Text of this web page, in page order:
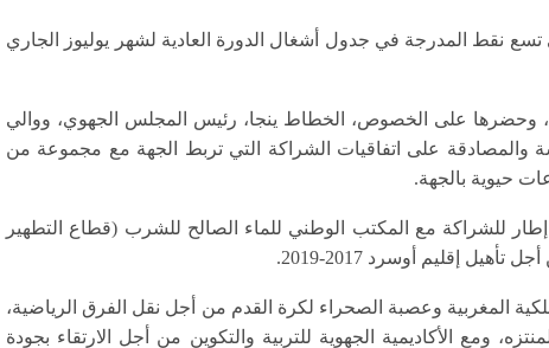
تسع نقط المدرجة في جدول أشغال الدورة العادية لشهر يوليوز الجاري
امتدت أشغالها يومين (3 و 4 يوليوز الجاري)، وحضرها على الخصوص، الخطاط ينجا، رئيس المجلس الجهوي، ووالي
والمصادقة على اتفاقيات الشراكة التي تربط الجهة مع مجموعة من
حيوية بالجهة.
إطار للشراكة مع المكتب الوطني للماء الصالح للشرب (قطاع التطهير
إقليم أوسرد 2017-2019.
المغربية وعصبة الصحراء لكرة القدم من أجل نقل الفرق الرياضية،
ومع الأكاديمية الجهوية للتربية والتكوين من أجل الارتقاء بجودة